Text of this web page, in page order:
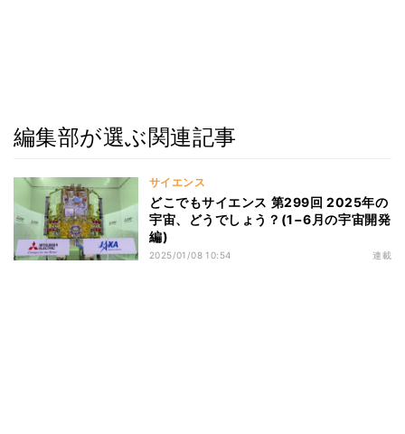
編集部が選ぶ関連記事
サイエンス
どこでもサイエンス 第299回 2025年の
宇宙、どうでしょう？(1−6月の宇宙開発
編)
2025/01/08 10:54 連載